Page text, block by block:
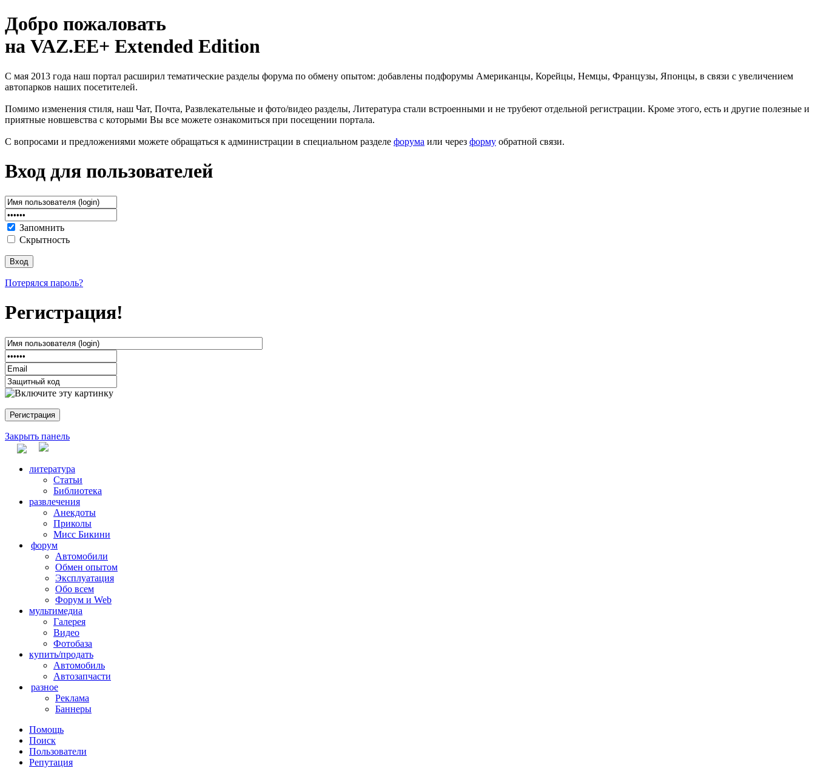
Добро пожаловать
на VAZ.EE+ Extended Edition
С мая 2013 года наш портал расширил тематические разделы форума по обмену опытом: добавлены подфорумы Американцы, Корейцы, Немцы, Французы, Японцы, в связи с увеличением
автопарков наших посетителей.
Помимо изменения стиля, наш Чат, Почта, Развлекательные и фото/видео разделы, Литература стали встроенными и не трубеют отдельной регистрации. Кроме этого, есть и другие полезные и
приятные новшевства с которыми Вы все можете ознакомиться при посещении портала.
С вопросами и предложениями можете обращаться к администрации в специальном разделе форума или через форму обратной связи.
Вход для пользователей
Запомнить
Скрытность
Потерялся пароль?
Регистрация!
Закрыть панель
литература
Статьи
Библиотека
развлечения
Анекдоты
Приколы
Мисс Бикини
форум
Автомобили
Обмен опытом
Эксплуатация
Обо всем
Форум и Web
мультимедиа
Галерея
Видео
Фотобаза
купить/продать
Автомобиль
Автозапчасти
разное
Реклама
Баннеры
Помощь
Поиск
Пользователи
Репутация